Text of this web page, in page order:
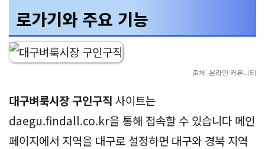
로가기와 주요 기능
출처: 온라인 커뮤니티
대구벼룩시장 구인구직 사이트는
daegu.findall.co.kr을 통해 접속할 수 있습니다 메인
페이지에서 지역을 대구로 설정하면 대구와 경북 지역